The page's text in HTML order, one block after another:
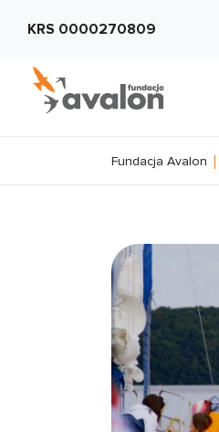
KRS 0000270809
Fundacja Avalon